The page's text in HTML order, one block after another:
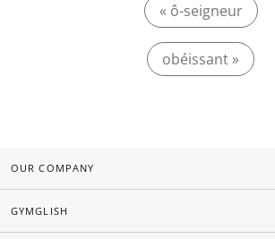
« ô-seigneur
obéissant »
OUR COMPANY
GYMGLISH